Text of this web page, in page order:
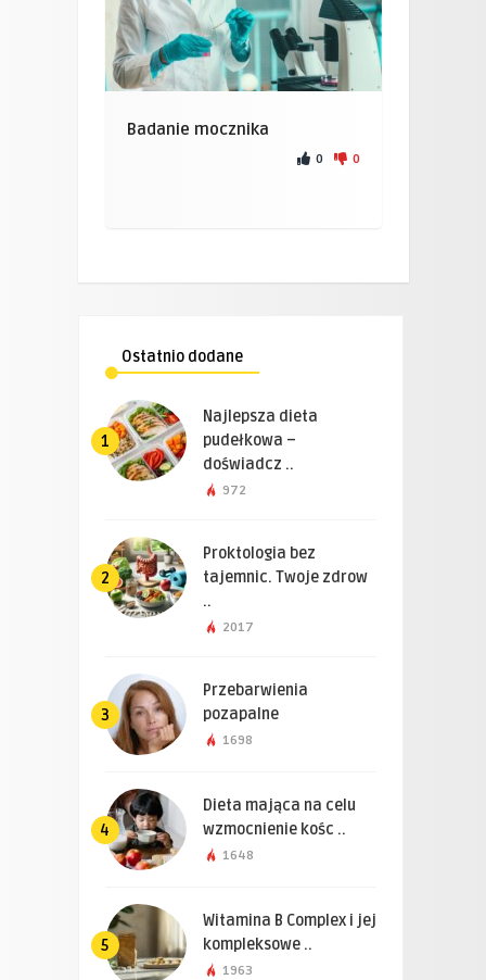
Badanie mocznika
0 0
Ostatnio dodane
1
Najlepsza dieta
pudełkowa –
doświadcz ..
972
2
Proktologia bez
tajemnic. Twoje zdrow
..
2017
3
Przebarwienia
pozapalne
1698
4
Dieta mająca na celu
wzmocnienie kośc ..
1648
5
Witamina B Complex i jej
kompleksowe ..
1963